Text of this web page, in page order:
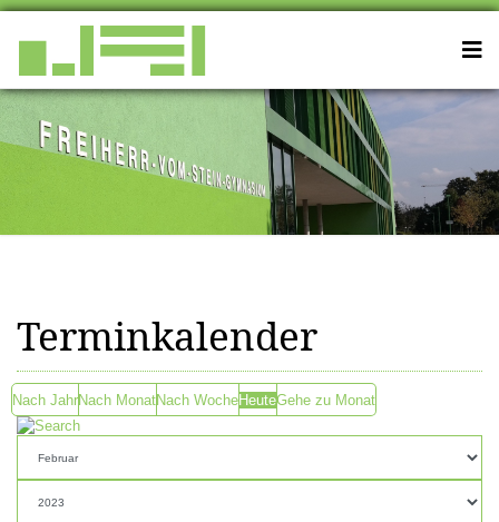
Terminkalender
Nach JahrNach MonatNach WocheHeuteGehe zu Monat